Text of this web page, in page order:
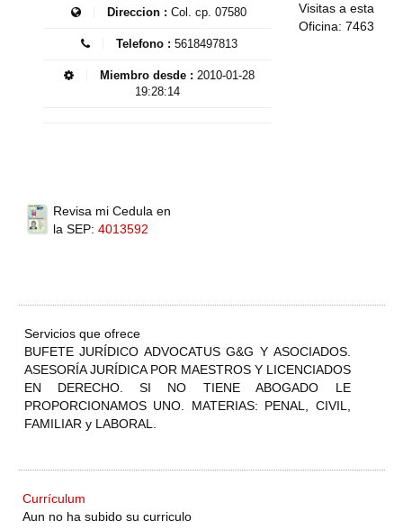
Direccion : Col. cp. 07580
Telefono : 5618497813
Miembro desde : 2010-01-28
19:28:14
Visitas a esta
Oficina: 7463
Revisa mi Cedula en
la SEP: 4013592
Servicios que ofrece
BUFETE JURÍDICO ADVOCATUS G&G Y ASOCIADOS.
ASESORÍA JURÍDICA POR MAESTROS Y LICENCIADOS
EN DERECHO. SI NO TIENE ABOGADO LE
PROPORCIONAMOS UNO. MATERIAS: PENAL, CIVIL,
FAMILIAR y LABORAL.
Currículum
Aun no ha subido su curriculo